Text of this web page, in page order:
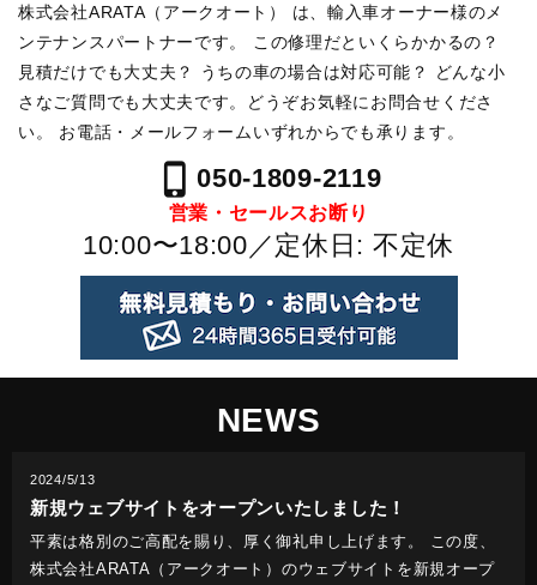
株式会社ARATA（アークオート） は、輸入車オーナー様のメ
ンテナンスパートナーです。
この修理だといくらかかるの？
見積だけでも大丈夫？ うちの車の場合は対応可能？
どんな小
さなご質問でも大丈夫です。どうぞお気軽にお問合せくださ
い。
お電話・メールフォームいずれからでも承ります。
phone_iphone 050-1809-2119
営業・セールスお断り
10:00〜18:00／定休日: 不定休
NEWS
2024/5/13
新規ウェブサイトをオープンいたしました！
平素は格別のご高配を賜り、厚く御礼申し上げます。 この度、
株式会社ARATA（アークオート）のウェブサイトを新規オープ